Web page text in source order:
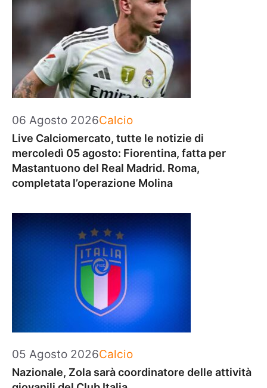
06 Agosto 2026Categorie
Calcio
Live Calciomercato, tutte le notizie di
mercoledì 05 agosto: Fiorentina, fatta per
Mastantuono del Real Madrid. Roma,
completata l’operazione Molina
05 Agosto 2026Categorie
Calcio
Nazionale, Zola sarà coordinatore delle attività